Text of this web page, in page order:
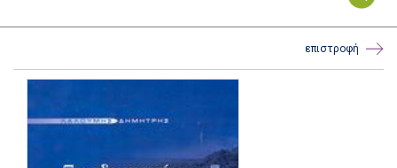
επιστροφή